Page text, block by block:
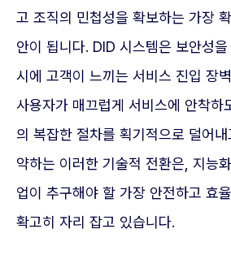
고 조직의 민첩성을 확보하는 가장
안이 됩니다. DID 시스템은 보안성
시에 고객이 느끼는 서비스 진입 장
사용자가 매끄럽게 서비스에 안착하
의 복잡한 절차를 획기적으로 덜어
약하는 이러한 기술적 전환은, 지능
업이 추구해야 할 가장 안전하고 효
확고히 자리 잡고 있습니다.